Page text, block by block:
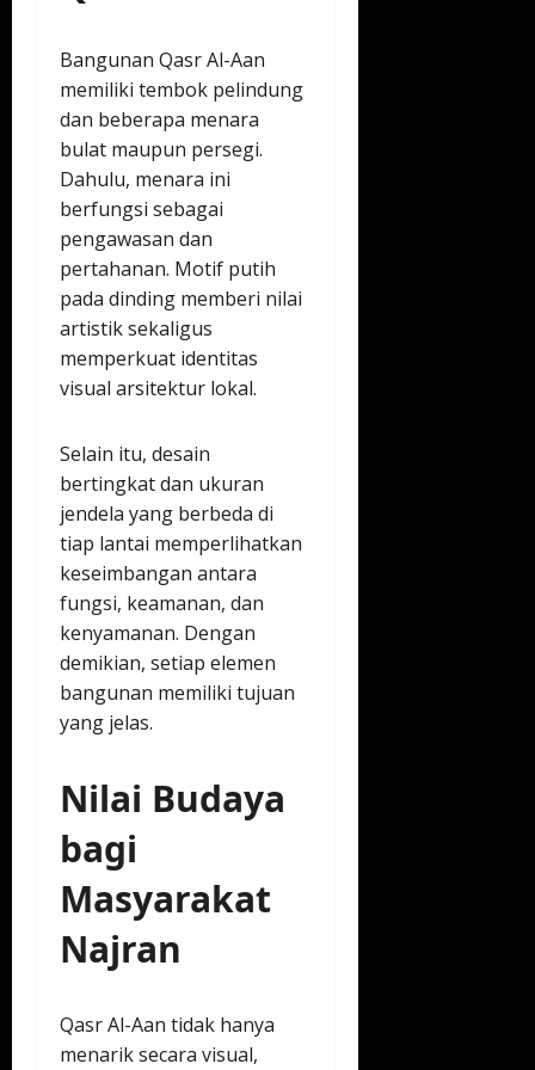
Bangunan Qasr Al-Aan
memiliki tembok pelindung
dan beberapa menara
bulat maupun persegi.
Dahulu, menara ini
berfungsi sebagai
pengawasan dan
pertahanan. Motif putih
pada dinding memberi nilai
artistik sekaligus
memperkuat identitas
visual arsitektur lokal.
Selain itu, desain
bertingkat dan ukuran
jendela yang berbeda di
tiap lantai memperlihatkan
keseimbangan antara
fungsi, keamanan, dan
kenyamanan. Dengan
demikian, setiap elemen
bangunan memiliki tujuan
yang jelas.
Nilai Budaya
bagi
Masyarakat
Najran
Qasr Al-Aan tidak hanya
menarik secara visual,